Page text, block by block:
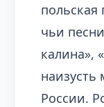
польская
чьи
калина»,
России.